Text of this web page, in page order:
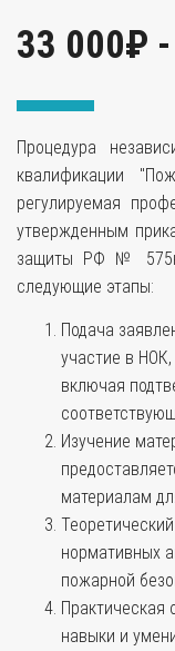
33
Процедура
квалификации
регулируемая
утвержденным
защиты РФ № 575н
следующие этапы:
Подача
участие в
включая
Изучение
материалам
нормативных
пожарной
Практическая
навыки и